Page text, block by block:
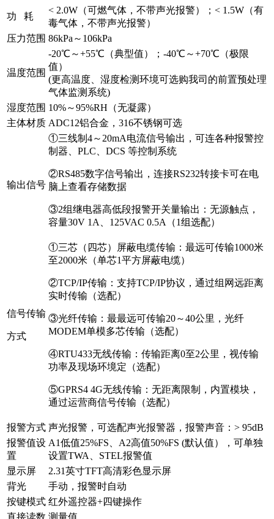
功 耗
< 2.0W（可燃气体，不带声光报警）；< 1.5W（有
毒气体，不带声光报警）
压力范围 86kPa～106kPa
温度范围
-20℃～+55℃（典型值）；-40℃～+70℃（极限
值）
(更高温度、湿度检测环境可选购我司的前置预处理
气体监测系统)
湿度范围 10%～95%RH（无凝露）
主体材质 ADC12铝合金，316不锈钢可选
输出信号
①三线制4～20mA电流信号输出，可连各种报警控
制器、PLC、DCS 等控制系统
②RS485数字信号输出，连接RS232转接卡可在电
脑上查看存储数据
③2组继电器高低段报警开关量输出：无源触点，
容量30V 1A、125VAC 0.5A（1组选配）
信号传输
方式
①三芯（四芯）屏蔽电缆传输：最远可传输1000米
至2000米（单芯1平方屏蔽电缆）
②TCP/IP传输：支持TCP/IP协议，通过组网远距离
实时传输（选配）
③光纤传输：最最远可传输20～40公里，光纤
MODEM单模多芯传输（选配）
④RTU433无线传输：传输距离0至2公里，视传输
功率及现场环境定（选配）
⑤GPRS4 4G无线传输：无距离限制，内置模块，
通过运营商信号传输（选配）
报警方式 声光报警，可选配声光报警器，报警声音：> 95dB
报警值设
置
A1低值25%FS、A2高值50%FS (默认值），可单独
设置TWA、STEL报警值
显示屏
2.31英寸TFT高清彩色显示屏
背光
手动，报警时自动
按键模式 红外遥控器+四键操作